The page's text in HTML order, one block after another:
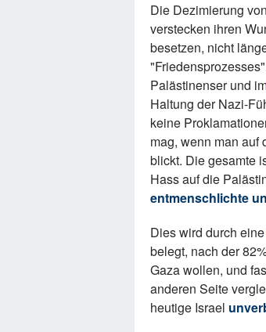
Die Dezimierung
verstecken ihren
besetzen, nicht
Palästinenser und
Haltung der Nazi-
keine
mag, wenn man auf
blickt. Die gesamte
Hass auf die
entmenschlichte
Dies wird durch eine
belegt, nach der
Gaza wollen, und
anderen Seite
heutige Israel